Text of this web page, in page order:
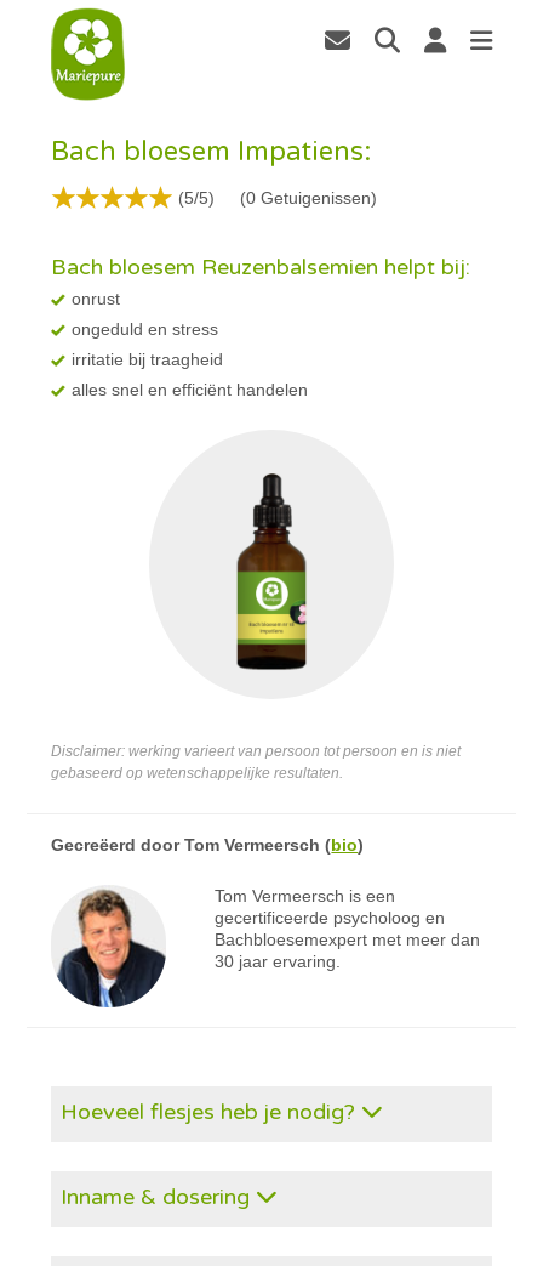
Bach bloesem Impatiens:
(5/5) (0 Getuigenissen)
Bach bloesem Reuzenbalsemien helpt bij:
onrust
ongeduld en stress
irritatie bij traagheid
alles snel en efficiënt handelen
Disclaimer: werking varieert van persoon tot persoon en is niet
gebaseerd op wetenschappelijke resultaten.
Gecreëerd doorTom Vermeersch (bio)
Tom Vermeersch is een
gecertificeerde psycholoog en
Bachbloesemexpert met meer dan
30 jaar ervaring.
Hoeveel flesjes heb je nodig?
Inname & dosering